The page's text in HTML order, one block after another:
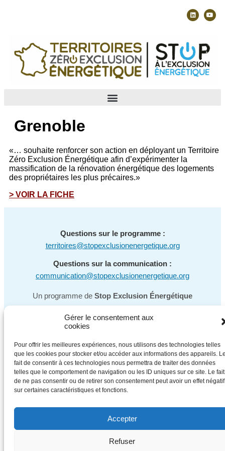
Gérer le consentement aux
cookies
Pour offrir les meilleures expériences, nous utilisons des technologies telles
que les cookies pour stocker et/ou accéder aux informations des appareils.
fait de consentir à ces technologies nous permettra de traiter des données
telles que le comportement de navigation ou les ID uniques sur ce site. Le fait
de ne pas consentir ou de retirer son consentement peut avoir un effet négatif
sur certaines caractéristiques et fonctions.
Accepter
Refuser
Grenoble
«… souhaite renforcer son action en déployant un Territoire
Zéro Exclusion Énergétique afin d’expérimenter la
massification de la rénovation énergétique des logements
des propriétaires les plus précaires.»
> VOIR LA FICHE
Questions sur le programme :
territoires@stopexclusionenergetique.org
Questions sur la communication :
communication@stopexclusionenergetique.org
Un programme de Stop Exclusion Énergétique